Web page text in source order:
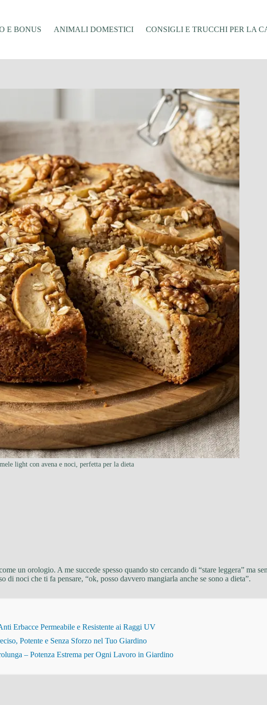
E BONUS ANIMALI DOMESTICI CONSIGLI E TRUCCHI PER LA
light con avena e noci, perfetta per la dieta
un orologio. A me succede spesso quando sto cercando di “stare leggera” ma
noci che ti fa pensare, “ok, posso davvero mangiarla anche se sono a dieta”.
Erbacce Permeabile e Resistente ai Raggi UV
Potente e Senza Sforzo nel Tuo Giardino
– Potenza Estrema per Ogni Lavoro in Giardino